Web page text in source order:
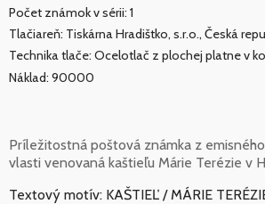
Počet známok v sérii: 1
Tlačiareň: Tiskárna Hradištko, s.r.o., Česká
Technika tlače: Ocelotlač z plochej platne v
Náklad: 90000
Príležitostná poštová známka z
vlasti venovaná kaštieľu Márie Terézie v
Textový motív: KAŠTIEĽ / MÁRIE